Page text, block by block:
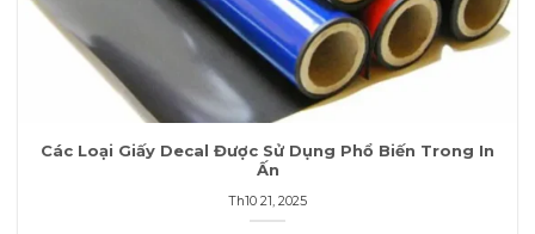
Các Loại Giấy Decal Được Sử Dụng Phổ Biến Trong In
Ấn
Th10 21, 2025